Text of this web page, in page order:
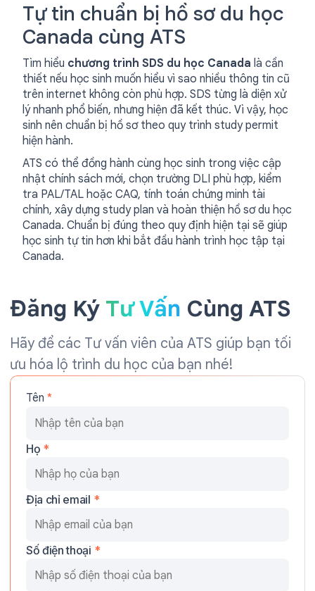
Tự tin chuẩn bị hồ sơ du học
Canada cùng ATS
Tìm hiểu chương trình SDS du học Canada là cần
thiết nếu học sinh muốn hiểu vì sao nhiều thông tin cũ
trên internet không còn phù hợp. SDS từng là diện xử
lý nhanh phổ biến, nhưng hiện đã kết thúc. Vì vậy, học
sinh nên chuẩn bị hồ sơ theo quy trình study permit
hiện hành.
ATS có thể đồng hành cùng học sinh trong việc cập
nhật chính sách mới, chọn trường DLI phù hợp, kiểm
tra PAL/TAL hoặc CAQ, tính toán chứng minh tài
chính, xây dựng study plan và hoàn thiện hồ sơ du học
Canada. Chuẩn bị đúng theo quy định hiện tại sẽ giúp
học sinh tự tin hơn khi bắt đầu hành trình học tập tại
Canada.
Đăng Ký Tư Vấn Cùng ATS
Hãy để các Tư vấn viên của ATS giúp bạn tối
ưu hóa lộ trình du học của bạn nhé!
Tên *
Họ *
Địa chỉ email *
Số điện thoại *